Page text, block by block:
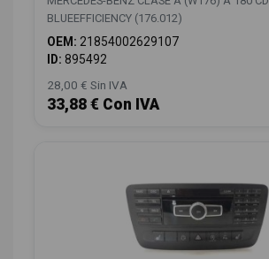
BLUEEFFICIENCY (176.012)
OEM: 21854002629107
ID: 895492
28,00 € Sin IVA
33,88 € Con IVA